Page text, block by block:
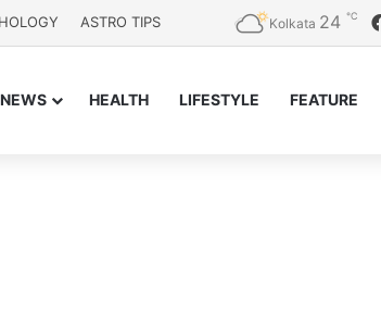
ASTRO TIPS Kolkata 24 ℃
NEWS HEALTH LIFESTYLE FEATURE